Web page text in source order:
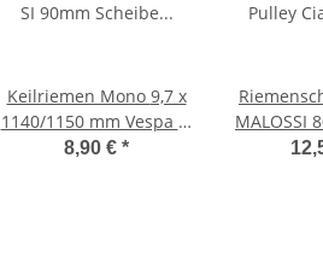
Keilriemen Mono 9,7 x
1140/1150 mm Vespa SI
90mm Scheibe -
8,90 € *
MALOSSI
Ciao,